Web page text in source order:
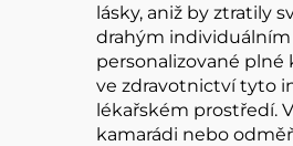
lásky, aniž by ztratily
drahým
personalizované plné
ve zdravotnictví tyto
lékařském prostředí.
kamarádi nebo